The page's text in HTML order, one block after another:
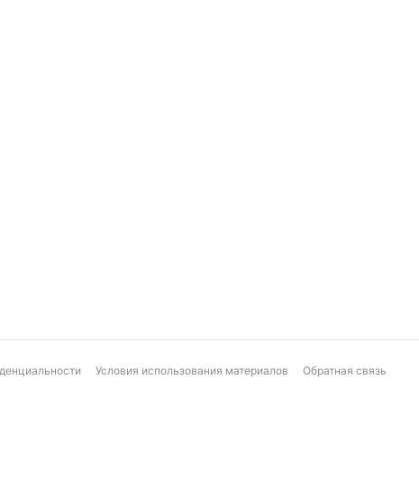
Условия использования материалов Обратная связь